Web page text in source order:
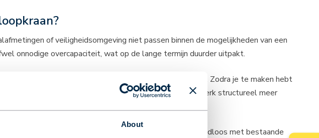
About
of veiligheidsomgeving niet passen binnen de mogelijkheden van een
onnodige overcapaciteit, wat op de lange termijn duurder uitpakt.
en een beperkt aantal specifieke eisen. Zodra je te maken hebt
de behoefte aan specifieke automatisering, biedt maatwerk structureel meer
Een op maat ontworpen systeem integreert naadloos met bestaande